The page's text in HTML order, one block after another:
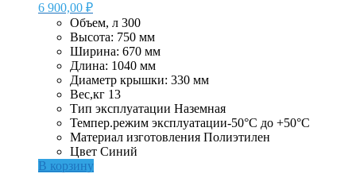
6 900,00 ₽
Объем, л 300
Высота: 750 мм
Ширина: 670 мм
Длина: 1040 мм
Диаметр крышки: 330 мм
Вес,кг 13
Тип эксплуатации Наземная
Темпер.режим эксплуатации-50°C до +50°C
Материал изготовления Полиэтилен
Цвет Синий
В корзину